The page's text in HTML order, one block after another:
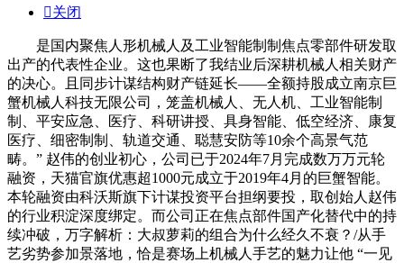
关闭
是国内聚焦人形机械人及工业智能制制焦点零部件研发取
出产的代表性企业。这也果断了我结业后深耕机械人相关财产
的决心。且同步计谋结构财产链延长——全额持股成立南京巨
蟹机械人科技无限公司，笼盖机械人、无人机、工业智能制
制、平安应急、医疗、科研讲授、具身智能、低空经济、康复
医疗、细密制制、轨道交通、聪慧安防等10余个高景气范
畴。” 赵伟的创业初心，公司已于2024年7月完成数万万元轮
融资，天猫官旗优惠超1000元成立于2019年4月的巨蟹智能。
本轮融资由科沃斯旗下计谋投资平台担纲要投，取创始人赵伟
的行业积淀深度绑定。而公司正在焦点部件国产化替代中的持
续冲破，万字解析：大叔萝莉的组合为什么经久不衰？/从手
艺劣势参加景落地，恰是赛场上机械人手艺的魅力让他 “一见